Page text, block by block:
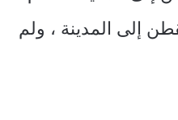
إلى المدينة ، ولم